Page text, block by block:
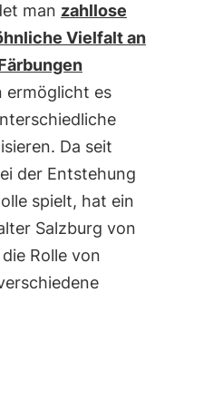
man zahllose
Vielfalt an
ermöglicht es
Da seit
der Entstehung
spielt, hat ein
Salzburg von
Rolle von